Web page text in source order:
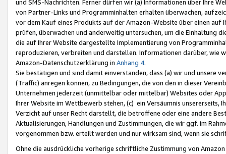
und SMS-Nachrichten. Ferner dürfen wir (a) Informationen über Ihre
von Partner-Links und Programminhalten erhalten überwachen,
vor dem Kauf eines Produkts auf der Amazon-Website über einen
prüfen, überwachen und anderweitig untersuchen, um die Einhaltung
die auf Ihrer Website dargestellte Implementierung von
reproduzieren, verbreiten und darstellen. Informationen darüber, wie
Amazon-Datenschutzerklärung in Anhang 4.
Sie bestätigen und sind damit einverstanden, dass (a) wir und
(Traffic) anregen können, zu Bedingungen, die von den in dieser
Unternehmen jederzeit (unmittelbar oder mittelbar) Websites oder
Ihrer Website im Wettbewerb stehen, (c) ein Versäumnis unsererseits,
Verzicht auf unser Recht darstellt, die betroffene oder eine andere
Aktualisierungen, Handlungen und Zustimmungen, die wir ggf. im
vorgenommen bzw. erteilt werden und nur wirksam sind, wenn sie
Ohne die ausdrückliche vorherige schriftliche Zustimmung von